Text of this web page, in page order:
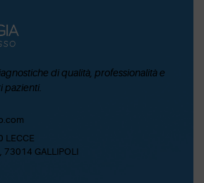
di qualità, professionalità e
pazienti.
LECCE
73014 GALLIPOLI